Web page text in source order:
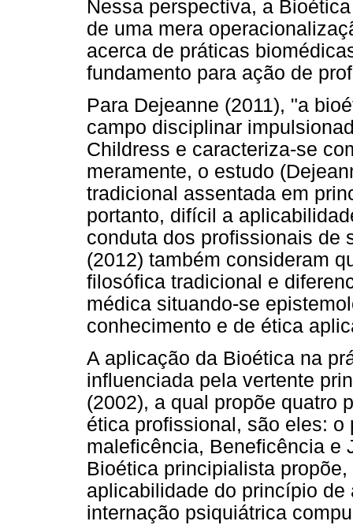
Nessa perspectiva, a
de uma mera
acerca de práticas
fundamento para ação de
Para Dejeanne (2011), "a
campo disciplinar
Childress e caracteriza-se
meramente, o estudo
tradicional assentada em
portanto, difícil a
conduta dos profissionais de
(2012) também consideram
filosófica tradicional e
médica situando-se
conhecimento e de ética
A aplicação da Bioética na
influenciada pela vertente
(2002), a qual propõe quatro
ética profissional, são eles:
maleficência, Beneficência e
Bioética principialista
aplicabilidade do princípio
internação psiquiátrica